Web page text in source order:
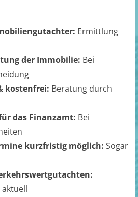
Ermittlung
der Immobilie: Bei
kostenfrei: Beratung durch
das Finanzamt: Bei
kurzfristig möglich: Sogar